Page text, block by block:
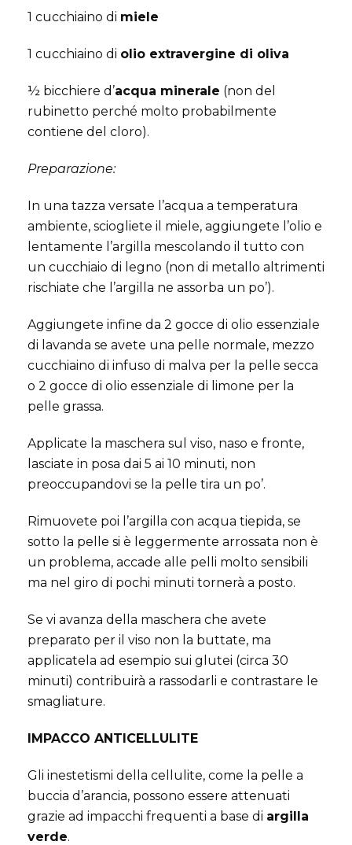
1 cucchiaino di miele
1 cucchiaino di olio extravergine di oliva
½ bicchiere d’acqua minerale (non del
rubinetto perché molto probabilmente
contiene del cloro).
Preparazione:
In una tazza versate l’acqua a temperatura
ambiente, sciogliete il miele, aggiungete l’olio e
lentamente l’argilla mescolando il tutto con
un cucchiaio di legno (non di metallo altrimenti
rischiate che l’argilla ne assorba un po’).
Aggiungete infine da 2 gocce di olio essenziale
di lavanda se avete una pelle normale, mezzo
cucchiaino di infuso di malva per la pelle secca
o 2 gocce di olio essenziale di limone per la
pelle grassa.
Applicate la maschera sul viso, naso e fronte,
lasciate in posa dai 5 ai 10 minuti, non
preoccupandovi se la pelle tira un po’.
Rimuovete poi l’argilla con acqua tiepida, se
sotto la pelle si è leggermente arrossata non è
un problema, accade alle pelli molto sensibili
ma nel giro di pochi minuti tornerà a posto.
Se vi avanza della maschera che avete
preparato per il viso non la buttate, ma
applicatela ad esempio sui glutei (circa 30
minuti) contribuirà a rassodarli e contrastare le
smagliature.
IMPACCO ANTICELLULITE
Gli inestetismi della cellulite, come la pelle a
buccia d’arancia, possono essere attenuati
grazie ad impacchi frequenti a base di argilla
verde.